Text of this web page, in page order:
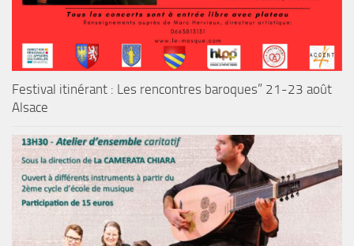
Festival itinérant : Les rencontres baroques” 21-23 août
Alsace